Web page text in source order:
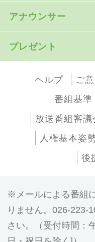
アナウンサー
プレゼント
ヘルプ ご
番組基準
放送番組審議
人権基本姿
後
メールによる番組
りません。026-223-
さい。（受付時間：